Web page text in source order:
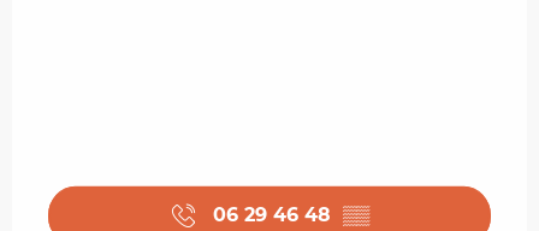
06 29 46 48 ▒▒